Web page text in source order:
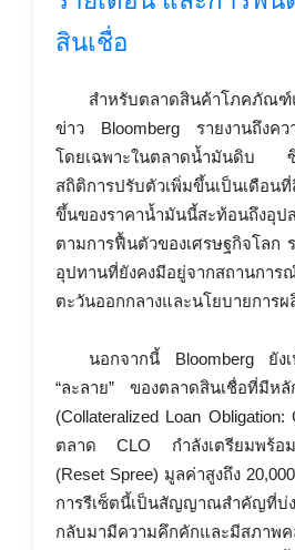
สินเชื่อ
สำหรับตลาดสินค้าโภคภั
ข่าว Bloomberg รายงานถึงคว
โดยเฉพาะในตลาดน้ำมันดิบ ซึ่
สถิติการปรับตัวเพิ่มขึ้นเป็นเดือ
ขึ้นของราคาน้ำมันนี้สะท้อนถึงอุป
ตามการฟื้นตัวของเศรษฐกิจโลก
อุปทานที่ยังคงมีอยู่จากสถานการ
ตะวันออกกลางและนโยบายการ
นอกจากนี้ Bloomberg ยัง
“ละลาย” ของตลาดสินเชื่อที่มีห
(Collateralized Loan
ตลาด CLO กำลังเตรียมพร้อม
(Reset Spree) มูลค่าสูงถึง
การรีเซ็ตนี้เป็นสัญญาณสำคัญที่บ่ง
กลับมามีความคึกคักและมีสภาพ